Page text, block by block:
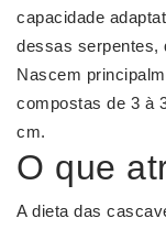
capacidade
dessas serpentes,
Nascem
compostas de 3 à
cm.
O que
A dieta das